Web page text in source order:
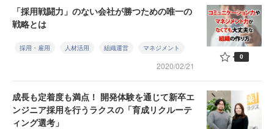
「採用戦闘力」のない会社が勝つための唯一の
戦略とは
採用・雇用 人材活用 組織運営 マネジメント
2020/02/21
0
成長も定着度も満点！ 開発体験を通じて新卒エ
ンジニア採用を行うラクスの「育成リクルーテ
ィング選考」